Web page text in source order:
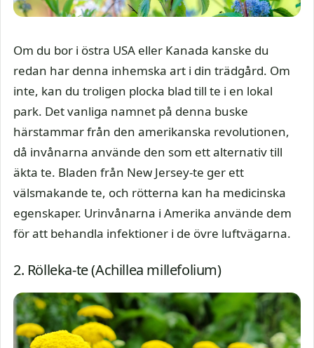
Om du bor i östra USA eller Kanada kanske du
redan har denna inhemska art i din trädgård. Om
inte, kan du troligen plocka blad till te i en lokal
park. Det vanliga namnet på denna buske
härstammar från den amerikanska revolutionen,
då invånarna använde den som ett alternativ till
äkta te. Bladen från New Jersey-te ger ett
välsmakande te, och rötterna kan ha medicinska
egenskaper. Urinvånarna i Amerika använde dem
för att behandla infektioner i de övre luftvägarna.
2. Rölleka-te (Achillea millefolium)